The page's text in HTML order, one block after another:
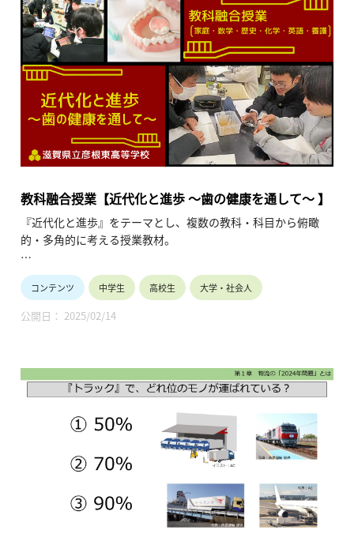
のある講演との組合せは、大変、教育的効果が高いものとなっ
た。
本HPに登録している資料は、授業全体が把握できるような
「概要説明」、授業にて使用した「指導案」、「生徒プリン
ト」、および授業後に実施した講演会にて使用された「プレゼ
ン資料」である。
貴校にて同様の授業を実施される場合、掲載した資料の2次利
用は可能である。加えて、下記まで連絡があれば、本校が実際
に授業にて資料したプレゼンテーションファイルを提供するこ
≪連絡先≫ 滋賀県立彦根東高等学校GSI推進課 教科融
合授業担当者
℡ 0749(22)4800 hikonehg-
h.ssh@pref-shiga.ed.jp
本授業での各教科の学習内容は以下の通りである。
国 語：認知バイアス（臥薪嘗胆を例にして）
数 学：データの解析
理 科：エセ科学、科学的分析
情 報：偽情報、情報の伝わり方
本HPに登録している資料は、授業全体が把握できるような
「概要説明」、授業にて使用した「指導案」、「生徒プリン
ト」および「配布資料プリント」である。
用は可能である。加えて、下記まで連絡があれば、本校が実際
に授業にて資料したプレゼンテーションファイルを提供するこ
とができる。
≪連絡先≫ 滋賀県立彦根東高等学校GSI推進課 教科融
合授業担当者
℡ 0749(22)4800 hikonehg-
h.ssh@pref-shiga.ed.jp
教科融合授業【近代化と進歩 ～歯の健康を通して～ 】
『近代化と進歩』をテーマとし、複数の教科・科目から俯瞰
的・多角的に考える授業教材。
近代化することによってAIなど人類にとって有益なところばか
りに焦点が当たりがちだが、実際AIが進歩しすぎることで人類
にとって脅威になりうると警鐘を鳴らす学者もいる。物事に
は、メリット・デメリットの両方を考えることが大切であり、
ト・デメリットを考えさせた。
本授業での各教科・科目の学習内容は以下の通りである。
養 護：虫歯・歯周病やその予防について
数 学：等比数列、指数、対数を用いた虫歯菌の増え方
歴 史：歯にまつわる文化の変化について
理 科：細菌と酸、唾液とフッ素のはたらきについて
家 庭：日本の食文化の変化
英 語：近代化のメリット・デメリットについて英語で表現
コンテンツ 中学生 高校生 大学・社会人
公開日： 2025/02/14